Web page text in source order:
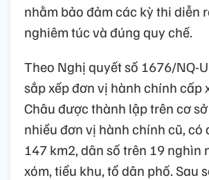
nhằm bảo đảm các kỳ thi diễn
nghiêm túc và đúng quy chế.
Theo Nghị quyết số 1676/NQ-
sắp xếp đơn vị hành chính cấp
Châu được thành lập trên cơ
nhiều đơn vị hành chính cũ, có
147 km2, dân số trên 19 nghìn
xóm, tiểu khu, tổ dân phố. Sau